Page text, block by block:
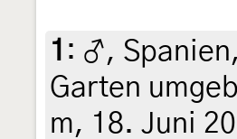
1 : ♂,
Garten
m, 18. Juni